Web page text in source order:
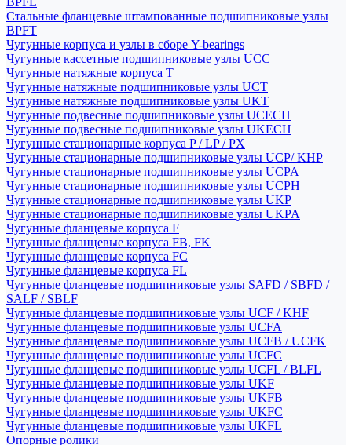
Стальные фланцевые штампованные подшипниковые узлы
BPFT
Чугунные корпуса и узлы в сборе Y-bearings
Чугунные кассетные подшипниковые узлы UCC
Чугунные натяжные корпуса T
Чугунные натяжные подшипниковые узлы UCT
Чугунные натяжные подшипниковые узлы UKT
Чугунные подвесные подшипниковые узлы UCECH
Чугунные подвесные подшипниковые узлы UKECH
Чугунные стационарные корпуса P / LP / PX
Чугунные стационарные подшипниковые узлы UCP/ KHP
Чугунные стационарные подшипниковые узлы UCPA
Чугунные стационарные подшипниковые узлы UCPH
Чугунные стационарные подшипниковые узлы UKP
Чугунные стационарные подшипниковые узлы UKPA
Чугунные фланцевые корпуса F
Чугунные фланцевые корпуса FB, FK
Чугунные фланцевые корпуса FC
Чугунные фланцевые корпуса FL
Чугунные фланцевые подшипниковые узлы SAFD / SBFD /
SALF / SBLF
Чугунные фланцевые подшипниковые узлы UCF / KHF
Чугунные фланцевые подшипниковые узлы UCFA
Чугунные фланцевые подшипниковые узлы UCFB / UCFK
Чугунные фланцевые подшипниковые узлы UCFC
Чугунные фланцевые подшипниковые узлы UCFL / BLFL
Чугунные фланцевые подшипниковые узлы UKF
Чугунные фланцевые подшипниковые узлы UKFB
Чугунные фланцевые подшипниковые узлы UKFC
Чугунные фланцевые подшипниковые узлы UKFL
Опорные ролики